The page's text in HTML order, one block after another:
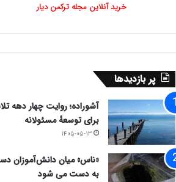
خرید آنلاین مجله ترکمن دیار
پر بازدیدها
آشوراده؛ روایت چهار دهه
برای توسعهٔ مسئولانه
۱۴۰۵-۰۵-۱۳
«ناس» میان دانش‌آموزان
به دست می شود